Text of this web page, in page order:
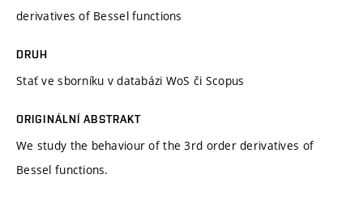
derivatives of Bessel functions
DRUH
Stať ve sborníku v databázi WoS či Scopus
ORIGINÁLNÍ ABSTRAKT
We study the behaviour of the 3rd order derivatives of
Bessel functions.